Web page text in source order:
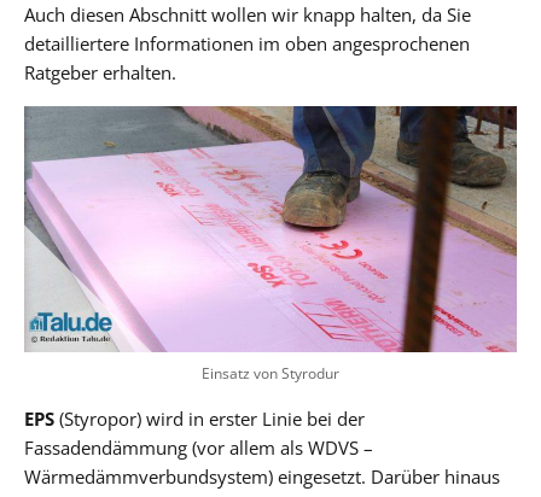
Auch diesen Abschnitt wollen wir knapp halten, da Sie
detailliertere Informationen im oben angesprochenen
Ratgeber erhalten.
Einsatz von Styrodur
EPS (Styropor) wird in erster Linie bei der
Fassadendämmung (vor allem als WDVS –
Wärmedämmverbundsystem) eingesetzt. Darüber hinaus